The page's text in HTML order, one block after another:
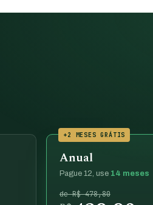
+2 MESES GRÁTIS
Anual
Pague 12, use 14 meses
de R$ 478,80